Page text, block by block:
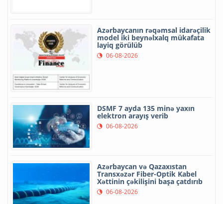
Azərbaycanın rəqəmsal idarəçilik
model iki beynəlxalq mükafata
layiq görülüb
06-08-2026
DSMF 7 ayda 135 minə yaxın
elektron arayış verib
06-08-2026
Azərbaycan və Qazaxıstan
Transxəzər Fiber-Optik Kabel
Xəttinin çəkilişini başa çatdırıb
06-08-2026